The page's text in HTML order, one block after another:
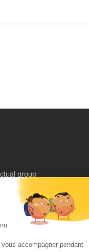
accompagner pendant
group